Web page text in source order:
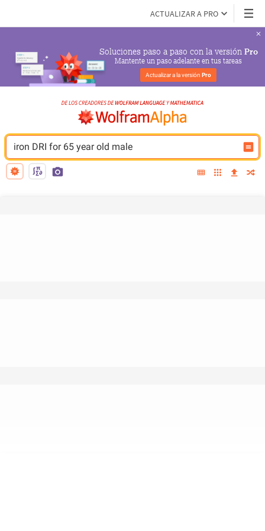
ACTUALIZAR A PRO
Soluciones paso a paso con la versión Pro
Mantente un paso adelante en tus tareas
Actualizar a la versión Pro
iron DRI for 65 year old male